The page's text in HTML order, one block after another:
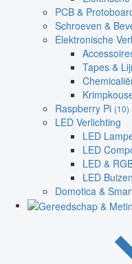
PCB &
Schroeven &
Elektronische
Tapes &
Raspberry Pi (10)
LED Verlichting
LED
LED
LED &
LED Buizen
Domotica &